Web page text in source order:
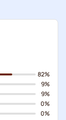
82%
9%
9%
0%
0%